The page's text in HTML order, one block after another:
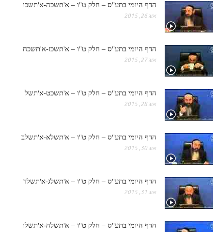
הדף היומי בתע"ס – חלק ט"ו – א'תשכה-א'תשכו
אוג 26, 2015
הדף היומי בתע"ס – חלק ט"ו – א'תשכז-א'תשכח
אוג 27, 2015
הדף היומי בתע"ס – חלק ט"ו – א'תשכט-א'תשל
אוג 28, 2015
הדף היומי בתע"ס – חלק ט"ו – א'תשלא-א'תשלב
אוג 30, 2015
הדף היומי בתע"ס – חלק ט"ו – א'תשלג-א'תשלד
אוג 31, 2015
הדף היומי בתע"ס – חלק ט"ו – א'תשלה-א'תשלו